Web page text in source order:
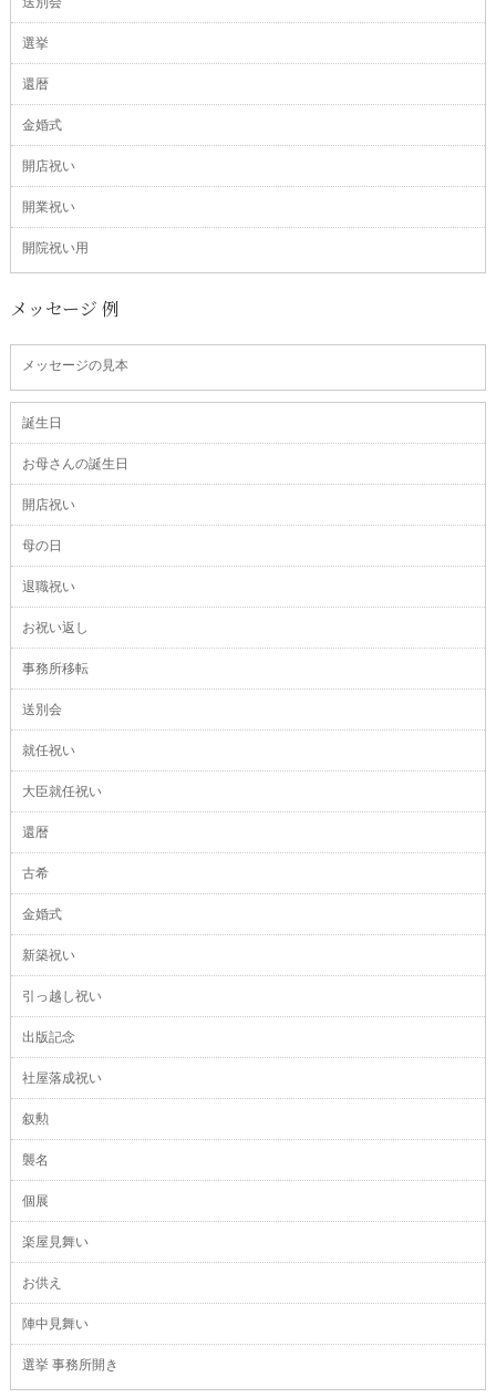
選挙
還暦
金婚式
開店祝い
開業祝い
開院祝い用
メッセージ 例
メッセージの見本
誕生日
お母さんの誕生日
開店祝い
母の日
退職祝い
お祝い返し
事務所移転
送別会
就任祝い
大臣就任祝い
還暦
古希
金婚式
新築祝い
引っ越し祝い
出版記念
社屋落成祝い
叙勲
襲名
個展
楽屋見舞い
お供え
陣中見舞い
選挙 事務所開き